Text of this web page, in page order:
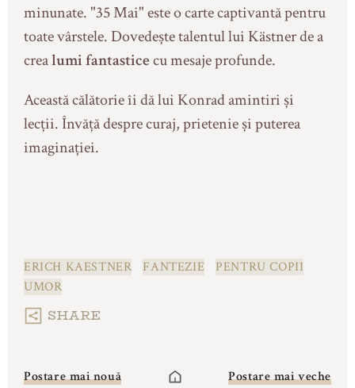
minunate. "35 Mai" este o carte captivantă pentru
toate vârstele. Dovedește talentul lui Kästner de a
crealumi fantasticecu mesaje profunde.
Această călătorie îi dă lui Konrad amintiri și
lecții. Învăță despre curaj, prietenie și puterea
imaginației.
ERICH KAESTNER FANTEZIE
PENTRU COPII
UMOR
Postare mai nouă Postare mai veche